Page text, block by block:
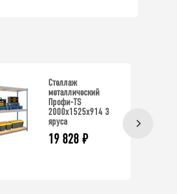
Стеллаж
металлический
Профи-TS
2000х1525х914 3
яруса
19 828 ₽